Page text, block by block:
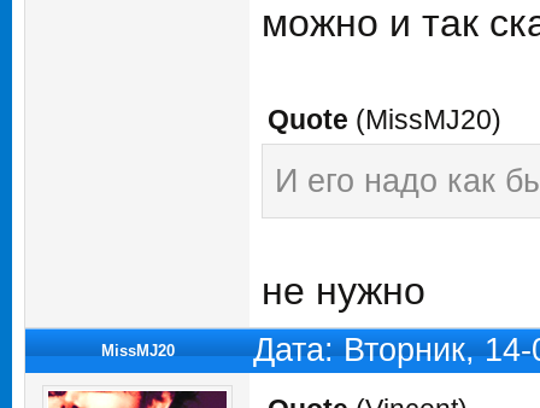
можно и так
Quote (MissMJ20)
И его надо как
не нужно
MissMJ20 Дата: Вторник,